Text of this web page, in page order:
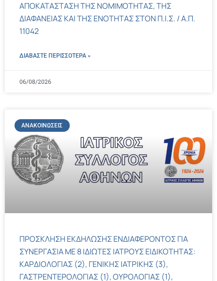
ΑΠΟΚΑΤΑΣΤΑΣΗ ΤΗΣ ΝΟΜΙΜΟΤΗΤΑΣ, ΤΗΣ
ΔΙΑΦΑΝΕΙΑΣ ΚΑΙ ΤΗΣ ΕΝΟΤΗΤΑΣ ΣΤΟΝ Π.Ι.Σ. / Α.Π.
11042
ΔΙΑΒΑΣΤΕ ΠΕΡΙΣΣΌΤΕΡΑ »
06/08/2026
ΑΝΑΚΟΙΝΏΣΕΙΣ
ΠΡΟΣΚΛΗΣΗ ΕΚΔΗΛΩΣΗΣ ΕΝΔΙΑΦΕΡΟΝΤΟΣ ΓΙΑ
ΣΥΝΕΡΓΑΣΙΑ ΜΕ 8 ΙΔΙΩΤΕΣ ΙΑΤΡΟΥΣ ΕΙΔΙΚΟΤΗΤΑΣ:
ΚΑΡΔΙΟΛΟΓΙΑΣ (2), ΓΕΝΙΚΗΣ ΙΑΤΡΙΚΗΣ (3),
ΓΑΣΤΡΕΝΤΕΡΟΛΟΓΙΑΣ (1), ΟΥΡΟΛΟΓΙΑΣ (1),